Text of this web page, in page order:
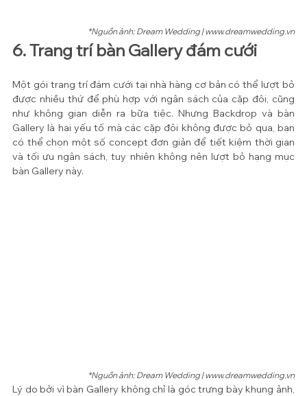
*Nguồn ảnh: Dream Wedding | www.dreamwedding.vn
6. Trang trí bàn Gallery đám cưới
Một gói trang trí đám cưới tại nhà hàng cơ bản có thể lượt bỏ
được nhiều thứ để phù hợp với ngân sách của cặp đôi, cũng
như không gian diễn ra bữa tiệc. Nhưng Backdrop và bàn
Gallery là hai yếu tố mà các cặp đôi không được bỏ qua, bạn
có thể chọn một số concept đơn giản để tiết kiệm thời gian
và tối ưu ngân sách, tuy nhiên không nên lượt bỏ hạng mục
bàn Gallery này.
*Nguồn ảnh: Dream Wedding | www.dreamwedding.vn
Lý do bởi vì bàn Gallery không chỉ là góc trưng bày khung ảnh,